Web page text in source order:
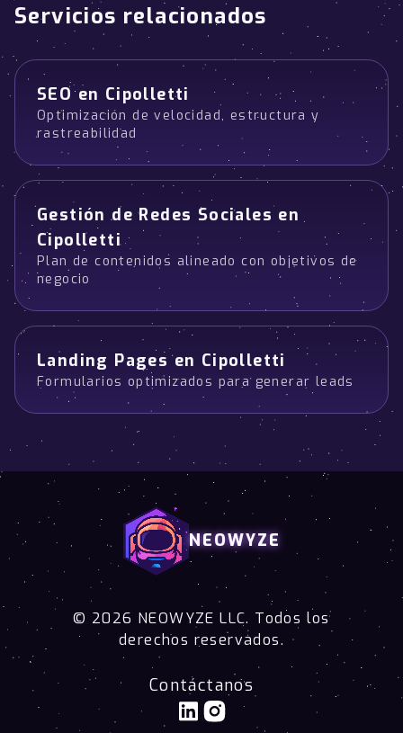
Servicios relacionados
SEO en Cipolletti
Optimización de velocidad, estructura y
rastreabilidad
Gestión de Redes Sociales en
Cipolletti
Plan de contenidos alineado con objetivos de
negocio
Landing Pages en Cipolletti
Formularios optimizados para generar leads
NEOWYZE
© 2026 NEOWYZE LLC. Todos los
derechos reservados.
Contáctanos